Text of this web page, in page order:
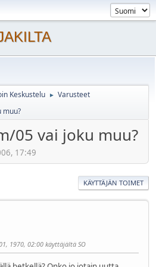
Keskustelu ► Varusteet
muu?
05 vai joku muu?
17:49
KÄYTTÄJÄN TOIMET
1970, 02:00 käyttäjältä SO